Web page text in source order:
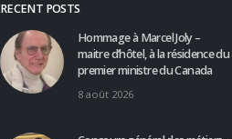
RECENT POSTS
Hommage à Marcel Joly –
maitre d’hôtel, à la résidence du
premier ministre du Canada
8 août 2026